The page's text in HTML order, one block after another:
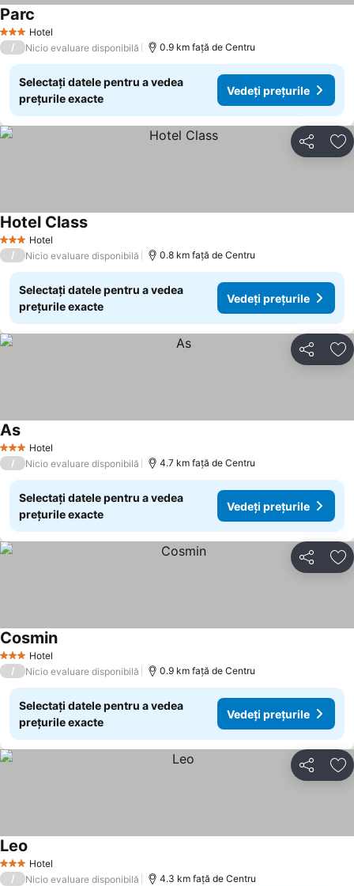
3 SteleHotel
Parc
/ Nicio evaluare disponibilă 0.9 km faţă de Centru
Selectați datele pentru a vedea
prețurile exacte
Vedeți prețurile
Distribuiți
3 SteleHotel
Hotel ClassVedeți prețurile
/ Nicio evaluare disponibilă 0.8 km faţă de Centru
Selectați datele pentru a vedea
prețurile exacte
Vedeți prețurile
Distribuiți
3 SteleHotel
AsVedeți prețurile
/ Nicio evaluare disponibilă 4.7 km faţă de Centru
Selectați datele pentru a vedea
prețurile exacte
Vedeți prețurile
Distribuiți
3 SteleHotel
CosminVedeți prețurile
/ Nicio evaluare disponibilă 0.9 km faţă de Centru
Selectați datele pentru a vedea
prețurile exacte
Vedeți prețurile
Distribuiți
3 SteleHotel
Leo
/ Nicio evaluare disponibilă 4.3 km faţă de Centru